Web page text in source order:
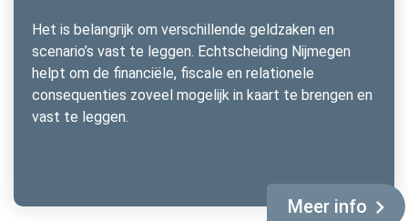
Het is belangrijk om verschillende geldzaken en
scenario’s vast te leggen. Echtscheiding Nijmegen
helpt om de financiële, fiscale en relationele
consequenties zoveel mogelijk in kaart te brengen en
vast te leggen.
Meer info